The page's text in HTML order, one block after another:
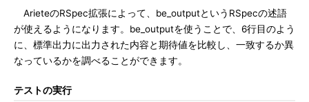
ArieteのRSpec拡張によって、be_outputというRSpecの述語
が使えるようになります。be_outputを使うことで、6行目のよう
に、標準出力に出力された内容と期待値を比較し、一致するか異
なっているかを調べることができます。
テストの実行